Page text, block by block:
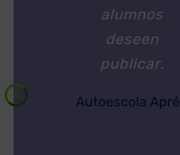
alumnos
deseen
publicar.
Autoescola